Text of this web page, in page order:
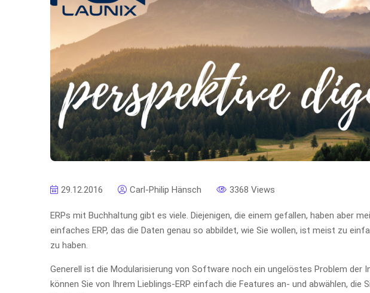
29.12.2016 Carl-Philip Hänsch 3368 Views
ERPs mit Buchhaltung gibt es viele. Diejenigen, die einem gefallen, haben aber
einfaches ERP, das die Daten genau so abbildet, wie Sie wollen, ist meist zu
zu haben.
Generell ist die Modularisierung von Software noch ein ungelöstes Problem der
können Sie von Ihrem Lieblings-ERP einfach die Features an- und abwählen, die